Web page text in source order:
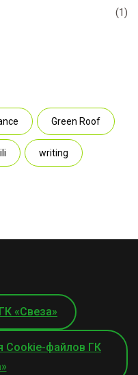
(1)
Green Roof
writing
«Свеза»
Cookie-файлов ГК